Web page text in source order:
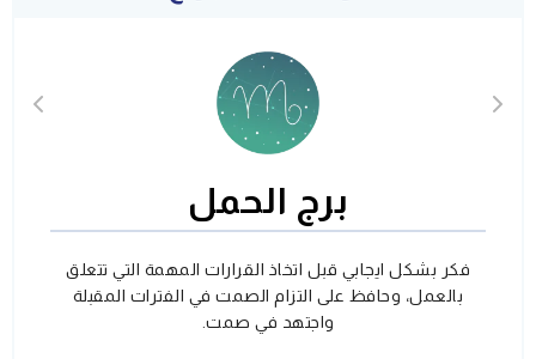
برج الحمل
فكر بشكل ايجابي قبل اتخاذ القرارات المهمة التي تتعلق
بالعمل، وحافظ على التزام الصمت في الفترات المقبلة
واجتهد في صمت.